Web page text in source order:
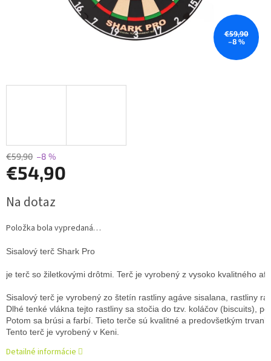
€59,90
–8 %
€59,90 –8 %
€54,90
cena:
Na dotaz
Položka bola vypredaná…
Sisalový terč Shark Pro
je terč so žiletkovými drôtmi. Terč je vyrobený z vysoko kvalitného
Sisalový terč je vyrobený zo štetín rastliny agáve sisalana, rastliny
Dlhé tenké vlákna tejto rastliny sa stočia do tzv. koláčov (biscuits),
Potom sa brúsi a farbí. Tieto terče sú kvalitné a predovšetkým
Tento terč je vyrobený v Keni.
Detailné informácie